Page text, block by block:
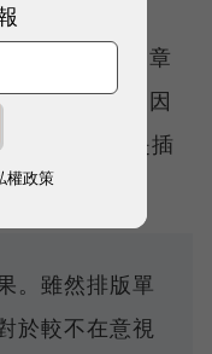
重現了原始文章
排版或設計，因
計，故不論是插
暢。
。雖然排版單
於較不在意視
權政策